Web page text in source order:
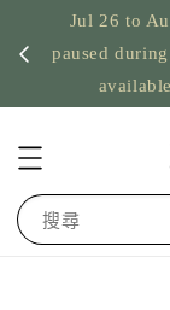
Jul 26 to
paused
搜尋